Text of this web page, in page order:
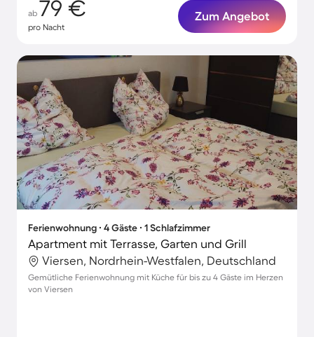
ab 79 €
pro Nacht
Zum Angebot
Ferienwohnung ∙ 4 Gäste ∙ 1 Schlafzimmer
Apartment mit Terrasse, Garten und Grill
Viersen, Nordrhein-Westfalen, Deutschland
Gemütliche Ferienwohnung mit Küche für bis zu 4 Gäste im Herzen
von Viersen